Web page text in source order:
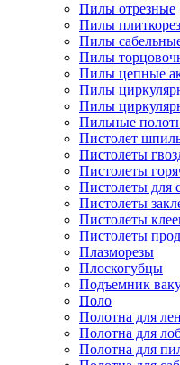
Пилы отрезные
Пилы
Пилы
Пилы
Пилы цепные
Пилы
Пилы
Пильные
Пистолет
Пистолеты
Пистолеты
Пистолеты для
Пистолеты
Пистолеты
Пистолеты
Плазморезы
Плоскогубцы
Подъемник
Поло
Полотна для
Полотна для
Полотна для